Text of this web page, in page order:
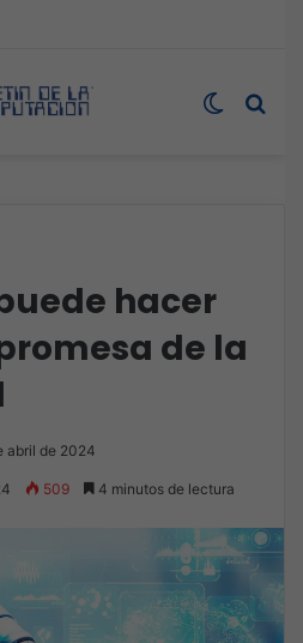
Switch
hacer
de la
abril de 2024
509 4 minutos de lectura